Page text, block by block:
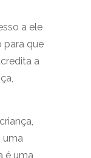
a ele
para que
a
uma
é uma